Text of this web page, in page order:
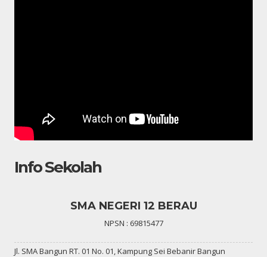
Info Sekolah
SMA NEGERI 12 BERAU
NPSN : 69815477
Jl. SMA Bangun RT. 01 No. 01, Kampung Sei Bebanir Bangun